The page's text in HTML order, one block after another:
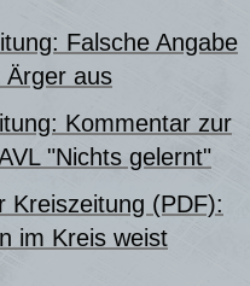
Falsche Angabe
Ärger aus
Kommentar zur
"Nichts gelernt"
Kreiszeitung (PDF):
im Kreis weist